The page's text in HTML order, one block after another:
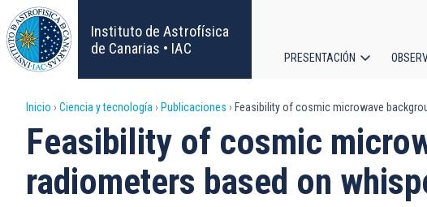
Pasar
al
contenido
principal
Instituto de Astrofísica
de Canarias • IAC
principal
PRESENTACIÓN
Sobrescribir
enlaces
de
Inicio Ciencia y tecnología Publicaciones Feasibility of cosmic microwave
Feasibility of cosmic
radiometers based on